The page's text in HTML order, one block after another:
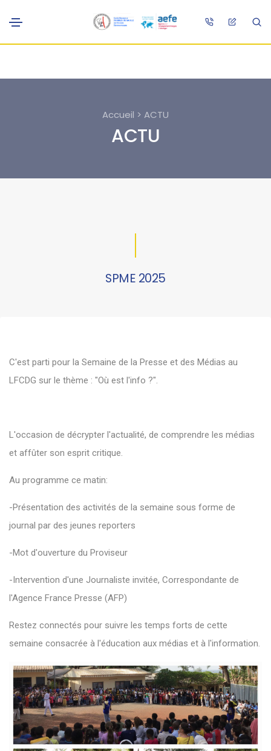
Accueil > ACTU
ACTU
SPME 2025
C'est parti pour la Semaine de la Presse et des Médias au
LFCDG sur le thème : "Où est l'info ?".
L'occasion de décrypter l'actualité, de comprendre les médias
et affûter son esprit critique.
Au programme ce matin:
-Présentation des activités de la semaine sous forme de
journal par des jeunes reporters
-Mot d'ouverture du Proviseur
-Intervention d'une Journaliste invitée, Correspondante de
l'Agence France Presse (AFP)
Restez connectés pour suivre les temps forts de cette
semaine consacrée à l'éducation aux médias et à l'information.